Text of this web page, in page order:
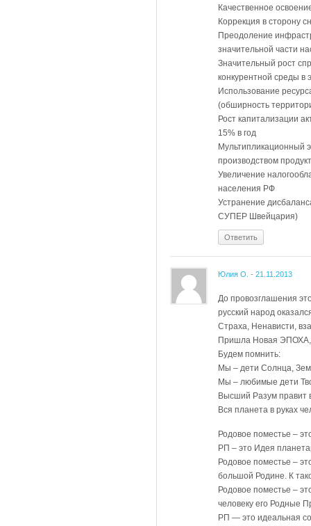
Качественное
Коррекция в сторону
Преодоление
значительной части
Значительный рост
конкурентной среды в
Использование
(обширность
Рост капитализации
15% в год
Мультипликационный
производством
Увеличение
населения РФ
Устранение
СУПЕР Швейцария)
Ответить
Юлия О. - 21.11.2013
До провозглашения
русский народ
Страха, Ненависти,
Пришла Новая ЭПОХА,
Будем помнить:
Мы – дети Солнца,
Мы – любимые дети
Высший Разум правит
Вся планета в руках
Родовое поместье –
РП – это Идея
Родовое поместье –
большой Родине. К
Родовое поместье –
человеку его Родные
РП — это идеальная